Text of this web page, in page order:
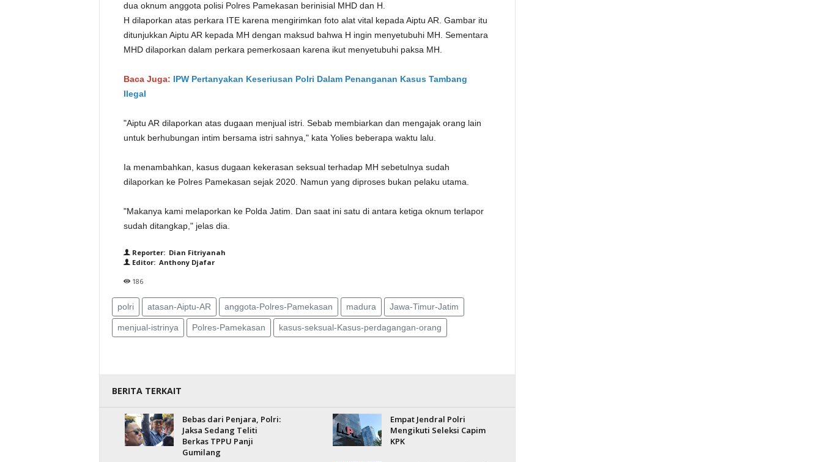
dua oknum anggota polisi Polres Pamekasan berinisial MHD dan H.
H dilaporkan atas perkara ITE karena mengirimkan foto alat vital kepada Aiptu AR. Gambar itu
ditunjukkan Aiptu AR kepada MH dengan maksud bahwa H ingin menyetubuhi MH. Sementara
MHD dilaporkan dalam perkara pemerkosaan karena ikut menyetubuhi paksa MH.
Baca Juga: IPW Pertanyakan Keseriusan Polri Dalam Penanganan Kasus Tambang
Ilegal
"Aiptu AR dilaporkan atas dugaan menjual istri. Sebab membiarkan dan mengajak orang lain
untuk berhubungan intim bersama istri sahnya," kata Yolies beberapa waktu lalu.
Ia menambahkan, kasus dugaan kekerasan seksual terhadap MH sebetulnya sudah
dilaporkan ke Polres Pamekasan sejak 2020. Namun yang diproses bukan pelaku utama.
"Makanya kami melaporkan ke Polda Jatim. Dan saat ini satu di antara ketiga oknum terlapor
sudah ditangkap," jelas dia.
Reporter: Dian Fitriyanah
Editor: Anthony Djafar
186
polri atasan-Aiptu-AR anggota-Polres-Pamekasan madura Jawa-Timur-Jatim
menjual-istrinya Polres-Pamekasan kasus-seksual-Kasus-perdagangan-orang
BERITA TERKAIT
Bebas dari Penjara, Polri:
Jaksa Sedang Teliti
Berkas TPPU Panji
Gumilang
Empat Jendral Polri
Mengikuti Seleksi Capim
KPK